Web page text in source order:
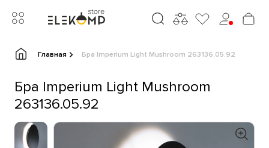
Главная Бра Imperium Light Mushroom 263136.05.92
Бра Imperium Light Mushroom
263136.05.92